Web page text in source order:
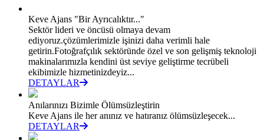
Keve Ajans "Bir Ayrıcalıktır..."
Sektör lideri ve öncüsü olmaya devam
ediyoruz.çözümlerimizle işinizi daha verimli hale
getirin.Fotoğrafçılık sektöründe özel ve son gelişmiş teknoloji
makinalarımızla kendini üst seviye geliştirme tecrübeli
ekibimizle hizmetinizdeyiz...
DETAYLAR
Anılarınızı Bizimle Ölümsüzleştirin
Keve Ajans ile her anınız ve hatıranız ölümsüzleşecek...
DETAYLAR